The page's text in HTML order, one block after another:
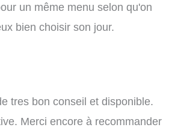
un même menu selon qu'on
bien choisir son jour.
tres bon conseil et disponible.
Merci encore à recommander